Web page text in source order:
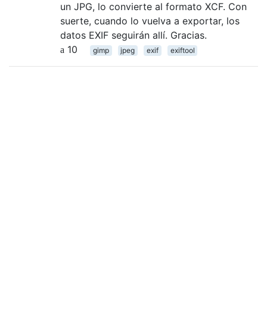
un JPG, lo convierte al formato XCF. Con
suerte, cuando lo vuelva a exportar, los
datos EXIF ​​seguirán allí. Gracias.
10
gimp jpeg exif exiftool